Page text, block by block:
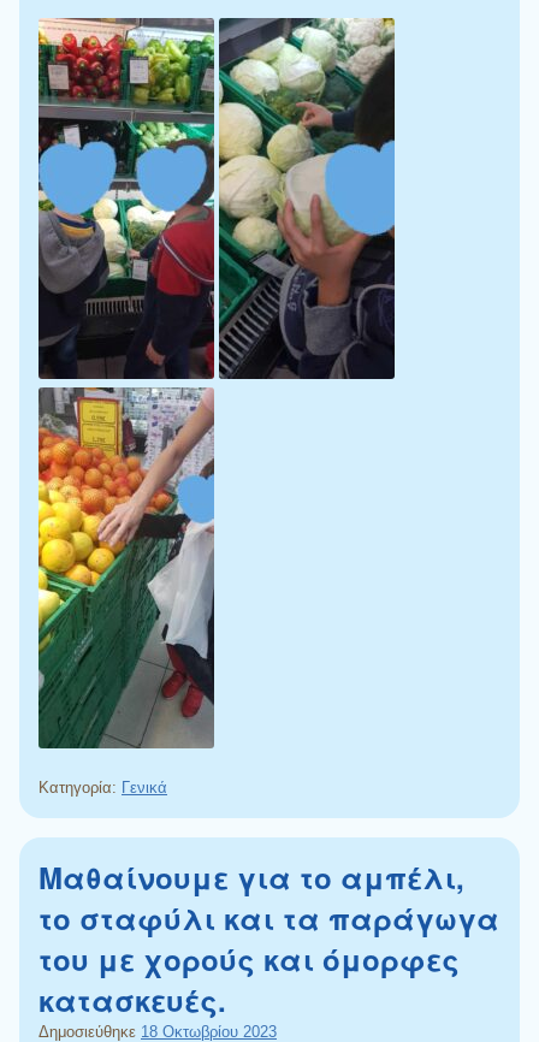
Κατηγορία: Γενικά
Μαθαίνουμε για το αμπέλι,
το σταφύλι και τα παράγωγα
του με χορούς και όμορφες
κατασκευές.
Δημοσιεύθηκε 18 Οκτωβρίου 2023